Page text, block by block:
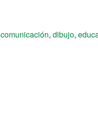
comunicación, dibujo,